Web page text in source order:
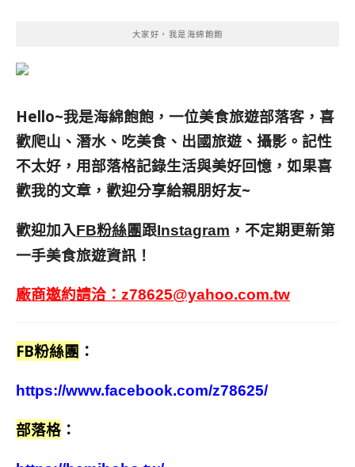
大家好，我是海綿飽飽
Hello~我是海綿飽飽，一位美食旅遊部落客， 喜
歡爬山、潛水、吃美食、出國旅遊、攝影。 記性
不太好，用部落格記錄生活與美好回憶， 如果喜
歡我的文章，歡迎分享給親朋好友~
歡迎加入FB粉絲團跟Instagram ，不定期更新第
一手美食旅遊資訊！
廠商邀約請洽： z78625@yahoo.com.tw
FB粉絲團 ：
https://www.facebook.com/z78625/
部落格 ：